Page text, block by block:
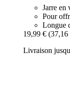
Jarre en
Pour
Longue
19,99 € (37,16
Livraison